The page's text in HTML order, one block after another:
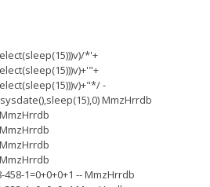
*'+
-
MmzHrrdb
458-1=0+0+0+1 -- MmzHrrdb